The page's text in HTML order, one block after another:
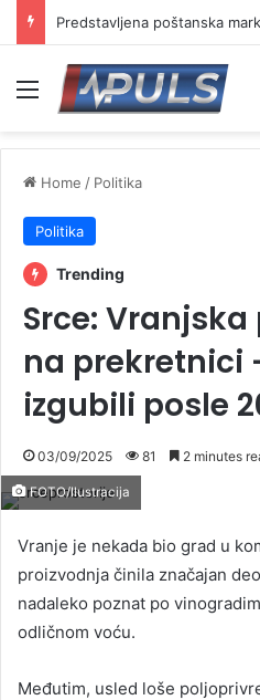
Menu
Home / Politika
Politika
Trending
Srce:
na prekretnici
izgubili posle
03/09/2025 81 2 minutes
FOTO/Ilustracija
Vranje je nekada bio grad u
proizvodnja činila značajan
nadaleko poznat po
odličnom voću.
Međutim, usled loše